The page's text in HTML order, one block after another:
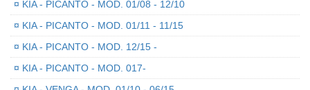
¤ KIA - PICANTO - MOD. 01/08 - 12/10
¤ KIA - PICANTO - MOD. 01/11 - 11/15
¤ KIA - PICANTO - MOD. 12/15 -
¤ KIA - PICANTO - MOD. 017-